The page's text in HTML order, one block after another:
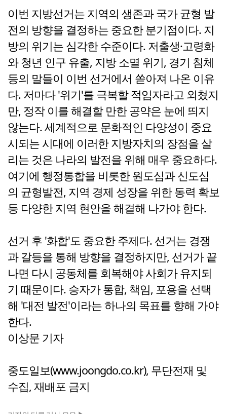
이번 지방선거는 지역의 생존과 국가 균형 발
전의 방향을 결정하는 중요한 분기점이다. 지
방의 위기는 심각한 수준이다. 저출생·고령화
와 청년 인구 유출, 지방 소멸 위기, 경기 침체
등의 말들이 이번 선거에서 쏟아져 나온 이유
다. 저마다 '위기'를 극복할 적임자라고 외쳤지
만, 정작 이를 해결할 만한 공약은 눈에 띄지
않는다. 세계적으로 문화적인 다양성이 중요
시되는 시대에 이러한 지방자치의 장점을 살
리는 것은 나라의 발전을 위해 매우 중요하다.
여기에 행정통합을 비롯한 원도심과 신도심
의 균형발전, 지역 경제 성장을 위한 동력 확보
등 다양한 지역 현안을 해결해 나가야 한다.
선거 후 '화합'도 중요한 주제다. 선거는 경쟁
과 갈등을 통해 방향을 결정하지만, 선거가 끝
나면 다시 공동체를 회복해야 사회가 유지되
기 때문이다. 승자가 통합, 책임, 포용을 선택
해 '대전 발전'이라는 하나의 목표를 향해 가야
한다.
이상문 기자
중도일보(www.joongdo.co.kr), 무단전재 및
수집, 재배포 금지